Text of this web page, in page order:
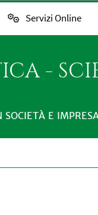
Servizi Online
-
SOCIETÀ E